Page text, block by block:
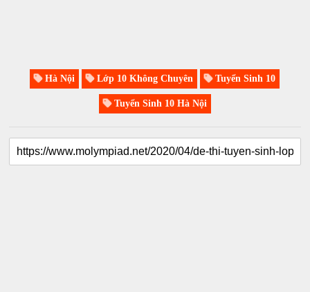
Hà Nội Lớp 10 Không Chuyên Tuyển Sinh 10
Tuyển Sinh 10 Hà Nội